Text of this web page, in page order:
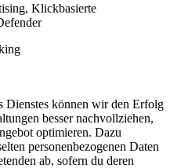
Klickbasierte
Dienstes können wir den Erfolg
besser nachvollziehen,
optimieren. Dazu
personenbezogenen Daten
ab, sofern du deren